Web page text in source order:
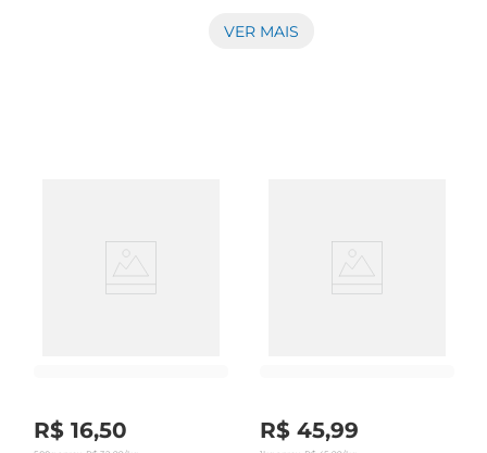
para preparar receitas que vão desde um simples
diferentes modos de preparo, permitindo que
Qualidade Seara
VER MAIS
R$ 16,50 R$ 45,99